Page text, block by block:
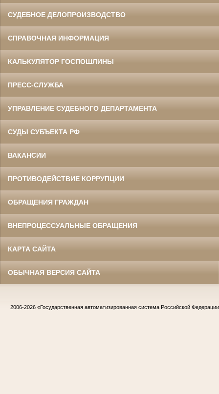
СУДЕБНОЕ ДЕЛОПРОИЗВОДСТВО
СПРАВОЧНАЯ ИНФОРМАЦИЯ
КАЛЬКУЛЯТОР ГОСПОШЛИНЫ
ПРЕСС-СЛУЖБА
УПРАВЛЕНИЕ СУДЕБНОГО ДЕПАРТАМЕНТА
СУДЫ СУБЪЕКТА РФ
ВАКАНСИИ
ПРОТИВОДЕЙСТВИЕ КОРРУПЦИИ
ОБРАЩЕНИЯ ГРАЖДАН
ВНЕПРОЦЕССУАЛЬНЫЕ ОБРАЩЕНИЯ
КАРТА САЙТА
ОБЫЧНАЯ ВЕРСИЯ САЙТА
2006-2026 «Государственная автоматизированная система Российской